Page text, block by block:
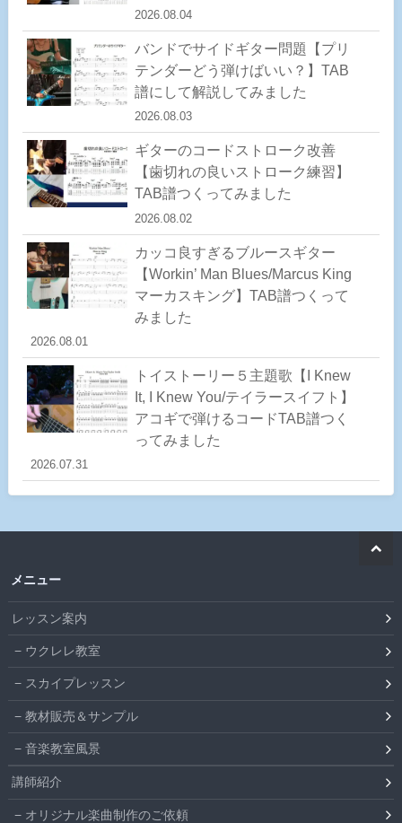
2026.08.04
バンドでサイドギター問題【プリ
テンダーどう弾けばいい？】TAB
譜にして解説してみました
2026.08.03
ギターのコードストローク改善
【歯切れの良いストローク練習】
TAB譜つくってみました
2026.08.02
カッコ良すぎるブルースギター
【Workin’ Man Blues/Marcus King
マーカスキング】TAB譜つくって
みました
2026.08.01
トイストーリー５主題歌【I Knew
It, I Knew You/テイラースイフト】
アコギで弾けるコードTAB譜つく
ってみました
2026.07.31
メニュー
レッスン案内
ウクレレ教室
スカイプレッスン
教材販売＆サンプル
音楽教室風景
講師紹介
オリジナル楽曲制作のご依頼